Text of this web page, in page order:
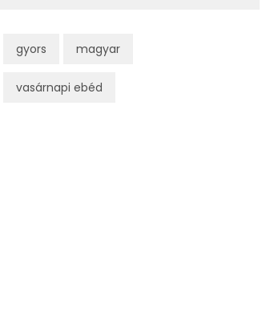
gyors magyar
vasárnapi ebéd